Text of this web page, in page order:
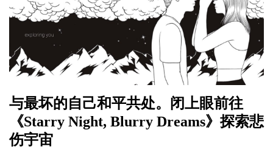
与最坏的自己和平共处。闭上眼前往
《Starry Night, Blurry Dreams》探索悲
伤宇宙